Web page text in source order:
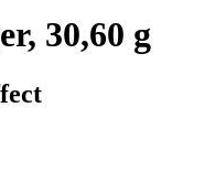
30,60 g